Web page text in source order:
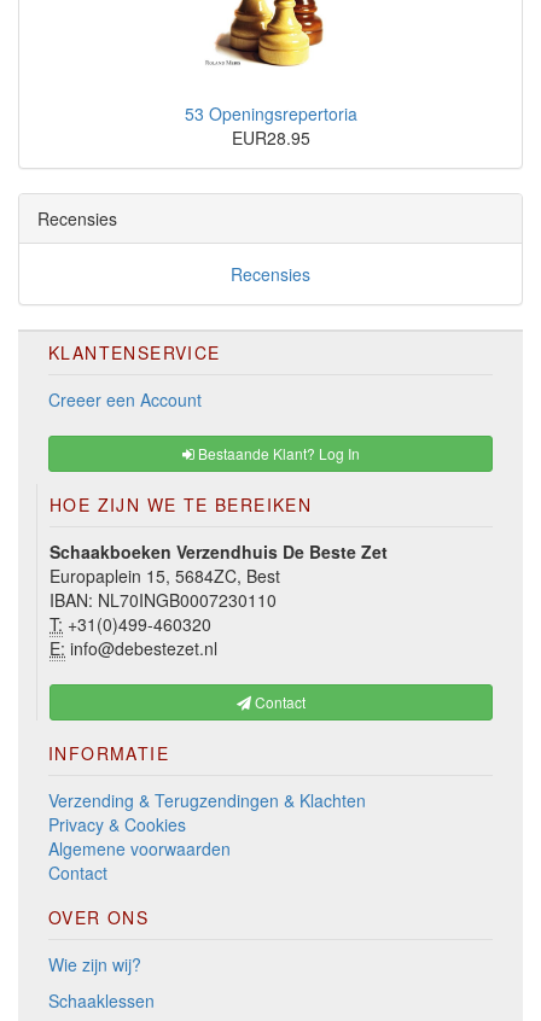
53 Openingsrepertoria
EUR28.95
Recensies
Recensies
KLANTENSERVICE
Creeer een Account
Bestaande Klant? Log In
HOE ZIJN WE TE BEREIKEN
Schaakboeken Verzendhuis De Beste Zet
Europaplein 15, 5684ZC, Best
IBAN: NL70INGB0007230110
T: +31(0)499-460320
E: info@debestezet.nl
Contact
INFORMATIE
Verzending & Terugzendingen & Klachten
Privacy & Cookies
Algemene voorwaarden
Contact
OVER ONS
Wie zijn wij?
Schaaklessen